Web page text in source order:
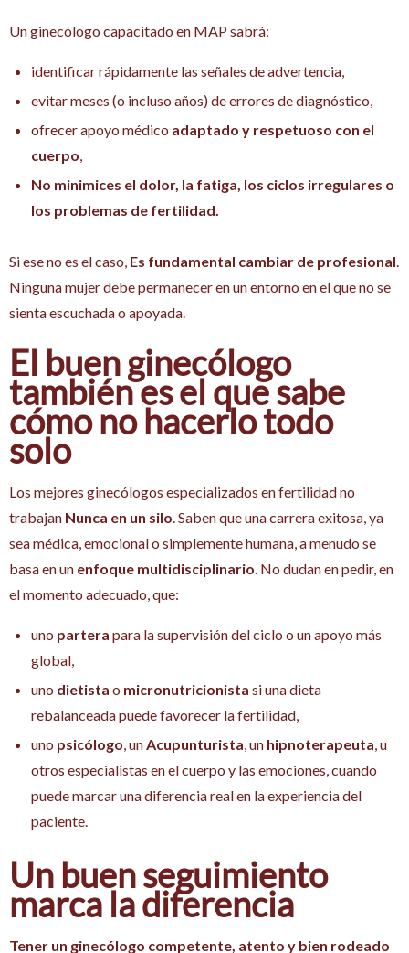
Un ginecólogo capacitado en MAP sabrá:
identificar rápidamente las señales de advertencia,
evitar meses (o incluso años) de errores de diagnóstico,
ofrecer apoyo médico adaptado y respetuoso con el
cuerpo,
No minimices el dolor, la fatiga, los ciclos irregulares o
los problemas de fertilidad.
Si ese no es el caso, Es fundamental cambiar de profesional.
Ninguna mujer debe permanecer en un entorno en el que no se
sienta escuchada o apoyada.
El buen ginecólogo
también es el que sabe
cómo no hacerlo todo
solo
Los mejores ginecólogos especializados en fertilidad no
trabajan Nunca en un silo. Saben que una carrera exitosa, ya
sea médica, emocional o simplemente humana, a menudo se
basa en un enfoque multidisciplinario. No dudan en pedir, en
el momento adecuado, que:
uno partera para la supervisión del ciclo o un apoyo más
global,
uno dietista o micronutricionista si una dieta
rebalanceada puede favorecer la fertilidad,
uno psicólogo, unAcupunturista, un hipnoterapeuta, u
otros especialistas en el cuerpo y las emociones, cuando
puede marcar una diferencia real en la experiencia del
paciente.
Un buen seguimiento
marca la diferencia
Tener un ginecólogo competente, atento y bien rodeado